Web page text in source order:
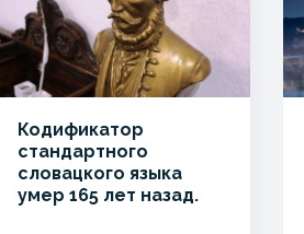
Кодификатор
стандартного
словацкого языка
умер 165 лет назад.